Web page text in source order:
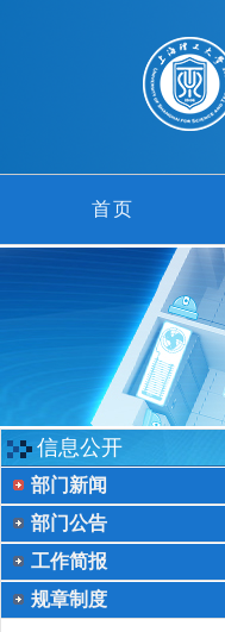
首页
信息公开
部门新闻
部门公告
工作简报
规章制度